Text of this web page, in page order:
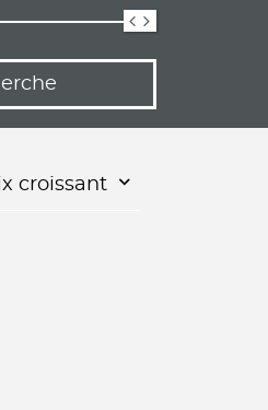
croissant